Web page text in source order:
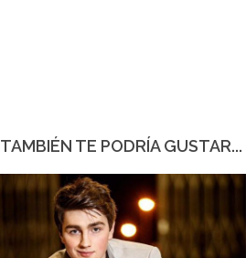
TAMBIÉN TE PODRÍA GUSTAR...